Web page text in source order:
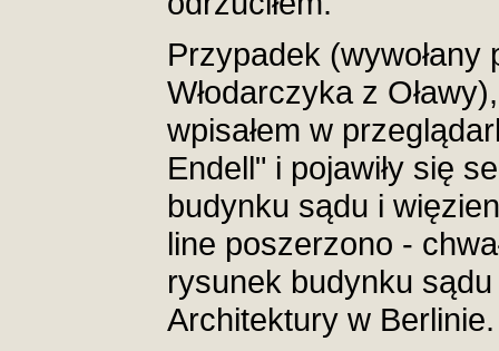
Przypadek
Włodarczyka z
wpisałem w
Endell" i pojawiły się
budynku sądu i
line poszerzono -
rysunek budynku
Architektury w Berlinie.